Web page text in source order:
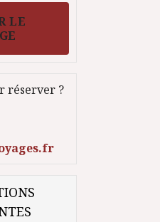
LE
réserver ?